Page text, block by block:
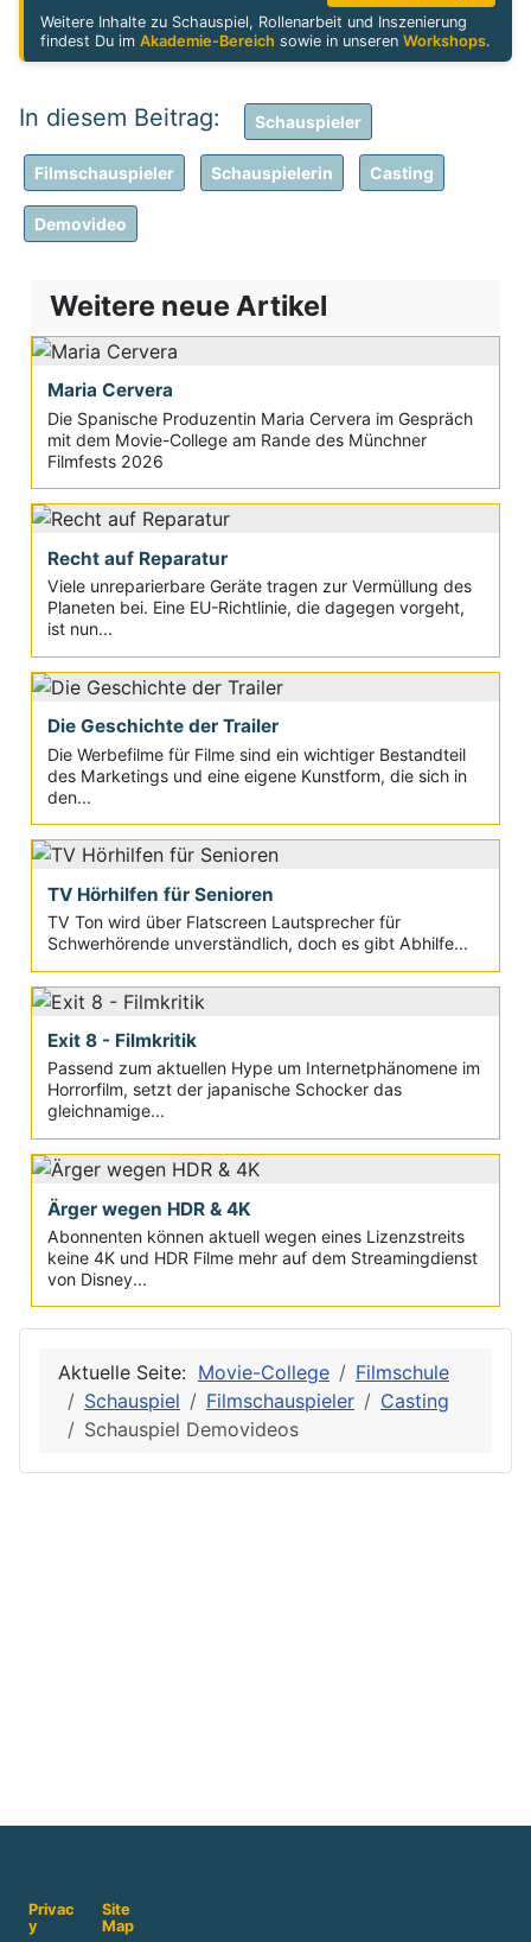
Weitere Inhalte zu Schauspiel, Rollenarbeit und Inszenierung
findest Du imAkademie-Bereich sowie in unserenWorkshops.
Schauspieler
Filmschauspieler Schauspielerin Casting
Demovideo
Weitere neue Artikel
Maria Cervera
Die Spanische Produzentin Maria Cervera im Gespräch
mit dem Movie-College am Rande des Münchner
Filmfests 2026
Recht auf Reparatur
Viele unreparierbare Geräte tragen zur Vermüllung des
Planeten bei. Eine EU-Richtlinie, die dagegen vorgeht,
ist nun...
Die Geschichte der Trailer
Die Werbefilme für Filme sind ein wichtiger Bestandteil
des Marketings und eine eigene Kunstform, die sich in
den...
TV Hörhilfen für Senioren
TV Ton wird über Flatscreen Lautsprecher für
Schwerhörende unverständlich, doch es gibt Abhilfe...
Exit 8 - Filmkritik
Passend zum aktuellen Hype um Internetphänomene im
Horrorfilm, setzt der japanische Schocker das
gleichnamige...
Ärger wegen HDR & 4K
Abonnenten können aktuell wegen eines Lizenzstreits
keine 4K und HDR Filme mehr auf dem Streamingdienst
von Disney...
Aktuelle Seite: Movie-College
Filmschule
Schauspiel
Filmschauspieler
Casting
Schauspiel Demovideos
Privac
y
Site
Map